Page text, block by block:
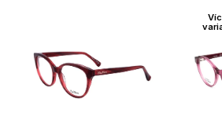
Nejdražší
Abecedně